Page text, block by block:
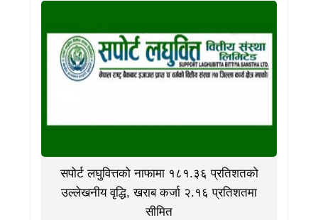
सपोर्ट लघुवित्तको नाफामा १८१.३६ प्रतिशतको
उल्लेखनीय वृद्धि, खराब कर्जा २.१६ प्रतिशतमा
सीमित